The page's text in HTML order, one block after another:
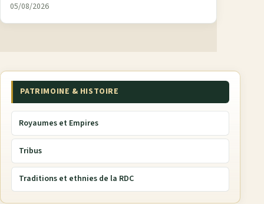
05/08/2026
PATRIMOINE & HISTOIRE
Royaumes et Empires
Tribus
Traditions et ethnies de la RDC